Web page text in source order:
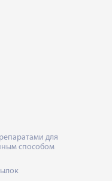
для
способом